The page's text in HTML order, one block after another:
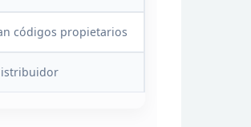
códigos propietarios